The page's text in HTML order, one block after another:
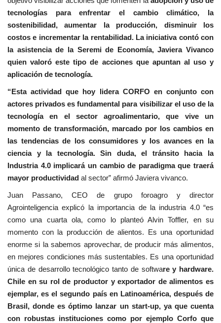
tecnologías para enfrentar el cambio climático, la
sostenibilidad, aumentar la producción, disminuir los
costos e incrementar la rentabilidad. La iniciativa contó con
la asistencia de la Seremi de Economía, Javiera Vivanco
quien valoró este tipo de acciones que apuntan al uso y
aplicación de tecnología.
“Esta actividad que hoy lidera CORFO en conjunto con
actores privados es fundamental para visibilizar el uso de la
tecnología en el sector agroalimentario, que vive un
momento de transformación, marcado por los cambios en
las tendencias de los consumidores y los avances en la
ciencia y la tecnología. Sin duda, el tránsito hacia la
Industria 4.0 implicará un cambio de paradigma que traerá
mayor productividad al sector” afirmó Javiera vivanco.
Juan Passano, CEO de grupo foroagro y director
Agrointeligencia explicó la importancia de la industria 4.0 “es
como una cuarta ola, como lo planteó Alvin Toffler, en su
momento con la producción de alientos. Es una oportunidad
enorme si la sabemos aprovechar, de producir más alimentos,
en mejores condiciones más sustentables. Es una oportunidad
única de desarrollo tecnológico tanto de software y hardware.
Chile en su rol de productor y exportador de alimentos es
ejemplar, es el segundo país en Latinoamérica, después de
Brasil, donde es óptimo lanzar un start-up, ya que cuenta
con robustas instituciones como por ejemplo Corfo que